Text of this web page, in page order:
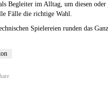
Begleiter im Alltag, um diesen
Fälle die richtige Wahl.
Spielereien runden das